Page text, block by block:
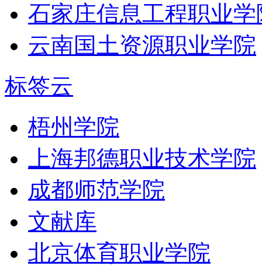
石家庄信息工程职业学
云南国土资源职业学院
标签云
梧州学院
上海邦德职业技术学院
成都师范学院
文献库
北京体育职业学院